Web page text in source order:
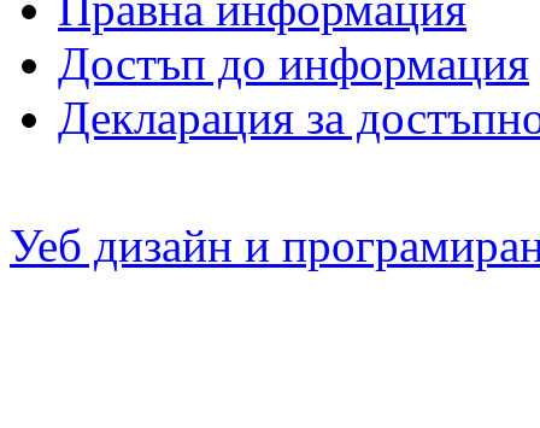
Достъп до информация
Декларация за
Уеб дизайн и